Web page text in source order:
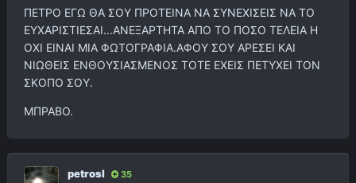
ΠΕΤΡΟ ΕΓΩ ΘΑ ΣΟΥ ΠΡΟΤΕΙΝΑ ΝΑ ΣΥΝΕΧΙΣΕΙΣ ΝΑ ΤΟ
ΕΥΧΑΡΙΣΤΙΕΣΑΙ...ΑΝΕΞΑΡΤΗΤΑ ΑΠΟ ΤΟ ΠΟΣΟ ΤΕΛΕΙΑ Η
ΟΧΙ ΕΙΝΑΙ ΜΙΑ ΦΩΤΟΓΡΑΦΙΑ.ΑΦΟΥ ΣΟΥ ΑΡΕΣΕΙ ΚΑΙ
ΝΙΩΘΕΙΣ ΕΝΘΟΥΣΙΑΣΜΕΝΟΣ ΤΟΤΕ ΕΧΕΙΣ ΠΕΤΥΧΕΙ ΤΟΝ
ΣΚΟΠΟ ΣΟΥ.
ΜΠΡΑΒΟ.
petrosl 35